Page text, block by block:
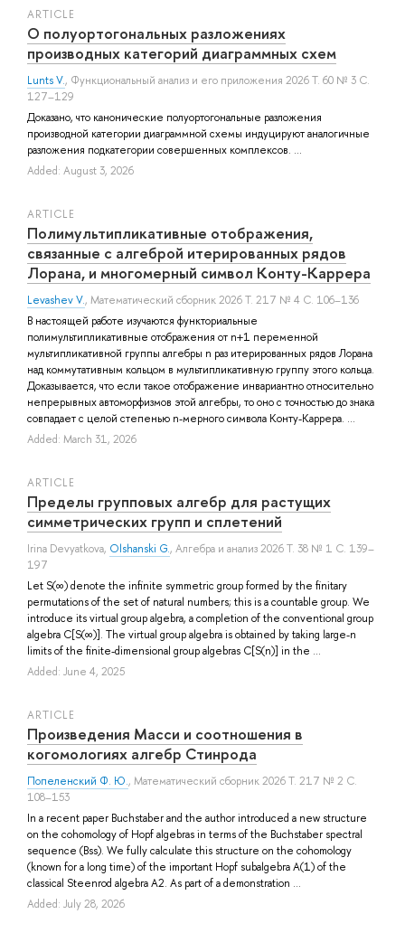
ARTICLE
О полуортогональных разложениях
производных категорий диаграммных схем
Lunts V., Функциональный анализ и его приложения 2026 Т. 60 № 3 С.
127–129
Доказано, что канонические полуортогональные разложения
производной категории диаграммной схемы индуцируют аналогичные
разложения подкатегории совершенных комплексов. ...
Added: August 3, 2026
ARTICLE
Полимультипликативные отображения,
связанные с алгеброй итерированных рядов
Лорана, и многомерный символ Конту-Каррера
Levashev V., Математический сборник 2026 Т. 217 № 4 С. 106–136
В настоящей работе изучаются функториальные
полимультипликативные отображения от n+1 переменной
мультипликативной группы алгебры n раз итерированных рядов Лорана
над коммутативным кольцом в мультипликативную группу этого кольца.
Доказывается, что если такое отображение инвариантно относительно
непрерывных автоморфизмов этой алгебры, то оно с точностью до знака
совпадает с целой степенью n-мерного символа Конту-Каррера. ...
Added: March 31, 2026
ARTICLE
Пределы групповых алгебр для растущих
симметрических групп и сплетений
Irina Devyatkova, Olshanski G., Алгебра и анализ 2026 Т. 38 № 1 С. 139–
197
Let S(∞) denote the infinite symmetric group formed by the finitary
permutations of the set of natural numbers; this is a countable group. We
introduce its virtual group algebra, a completion of the conventional group
algebra C[S(∞)]. The virtual group algebra is obtained by taking large-n
limits of the finite-dimensional group algebras C[S(n)] in the ...
Added: June 4, 2025
ARTICLE
Произведения Масси и соотношения в
когомологиях алгебр Стинрода
Попеленский Ф. Ю., Математический сборник 2026 Т. 217 № 2 С.
108–153
In a recent paper Buchstaber and the author introduced a new structure
on the cohomology of Hopf algebras in terms of the Buchstaber spectral
sequence (Bss). We fully calculate this structure on the cohomology
(known for a long time) of the important Hopf subalgebra A(1) of the
classical Steenrod algebra A2. As part of a demonstration ...
Added: July 28, 2026